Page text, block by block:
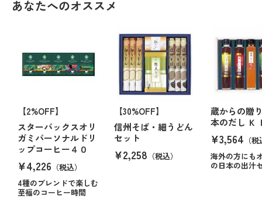
あなたへのオススメ
【2%OFF】
スターバックスオリ
ガミパーソナルドリ
ップコーヒー４０
¥4,226 （税込）
4種のブレンドで楽しむ
至福のコーヒー時間
【30%OFF】
信州そば・細うどん
セット
¥2,258 （税込）
蔵からの贈
本のだし Ｋ
¥3,564 （
海外の方にも
の日本の出汁